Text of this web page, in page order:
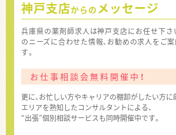
神戸支店からの メッセージ
兵庫県の薬剤師求人は神戸支店にお任せ下さ
のニーズに合わせた情報、お勧めの求人をご
す。
お仕事相談会無料開催中！
更に、お忙しい方やキャリアの棚卸がしたい方に
エリアを熟知したコンサルタントによる、
“出張”個別相談サービスも同時開催中です。